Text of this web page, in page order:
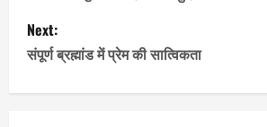
s
t
Next:
संपूर्ण ब्रह्मांड में प्रेम की सात्विकता